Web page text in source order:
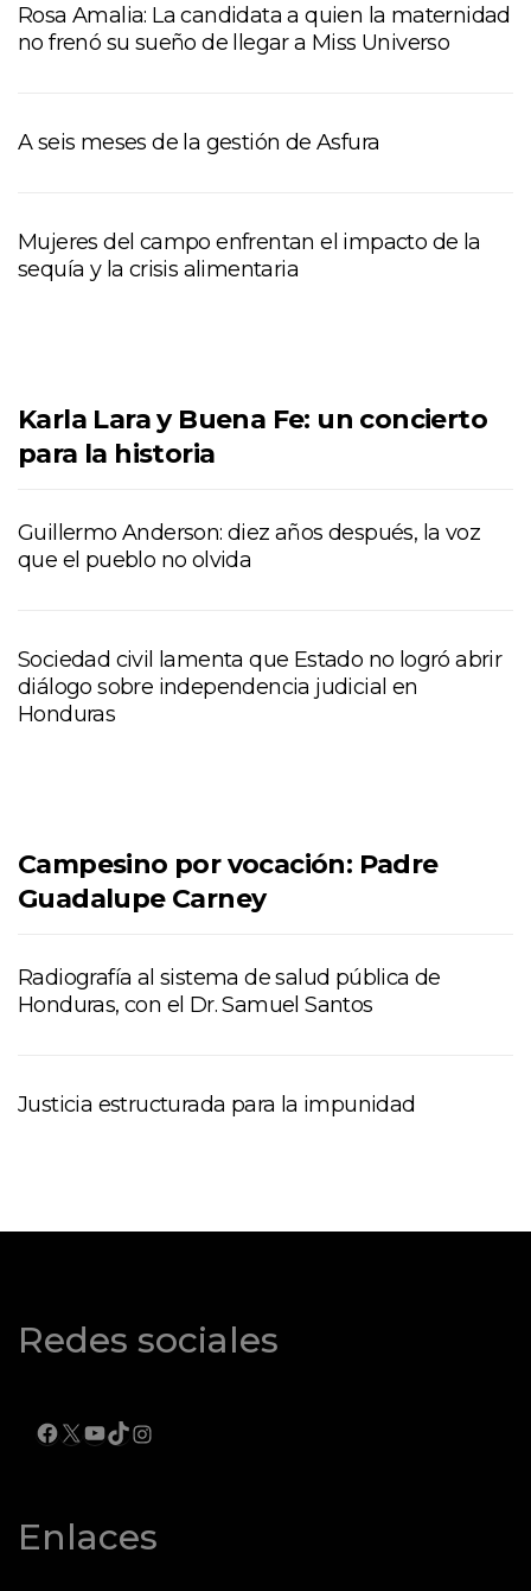
Rosa Amalia: La candidata a quien la maternidad
no frenó su sueño de llegar a Miss Universo
A seis meses de la gestión de Asfura
Mujeres del campo enfrentan el impacto de la
sequía y la crisis alimentaria
Karla Lara y Buena Fe: un concierto
para la historia
Guillermo Anderson: diez años después, la voz
que el pueblo no olvida
Sociedad civil lamenta que Estado no logró abrir
diálogo sobre independencia judicial en
Honduras
Campesino por vocación: Padre
Guadalupe Carney
Radiografía al sistema de salud pública de
Honduras, con el Dr. Samuel Santos
Justicia estructurada para la impunidad
Redes sociales
FACEBOOK
X YOUTUBE
TIKTOK
INSTAGRAM
Enlaces